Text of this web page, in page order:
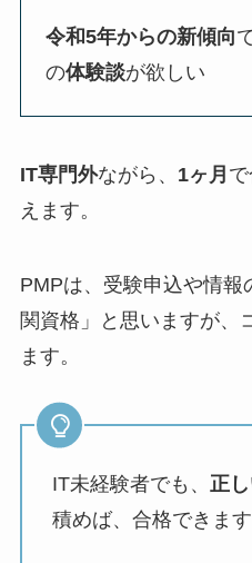
令和5年からの新傾向
の体験談が欲しい
IT専門外ながら、 1ヶ月
えます。
PMPは、受験申込や情
関資格」と思いますが、
ます。
IT未経験者でも、 正
積めば、合格できます